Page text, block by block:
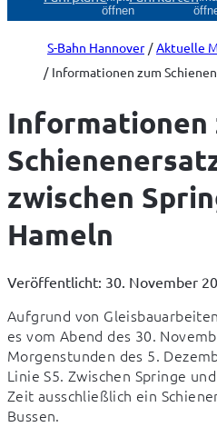
öffnen
S-Bahn Hannover
Aktuelle
Informationen zum
Informationen
zwischen
Hameln
Veröffentlicht: 30. November
Aufgrund von
es vom Abend des 30.
Morgenstunden des 5.
Linie S5. Zwischen Springe
Zeit ausschließlich ein
Bussen.